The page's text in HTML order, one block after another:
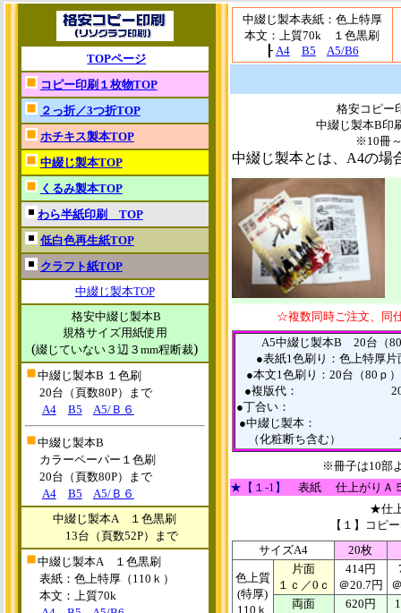
TOPページ
コピー印刷１枚物TOP
２っ折／3つ折TOP
ホチキス製本TOP
中綴じ製本TOP
くるみ製本TOP
わら半紙印刷 TOP
低白色再生紙TOP
クラフト紙TOP
中綴じ製本TOP
格安中綴じ製本B
規格サイズ用紙使用
(綴じていない３辺３mm程断裁)
中綴じ製本B １色刷
20台（頁数80P）まで
A4
B5 A5/Ｂ６
中綴じ製本B
カラーペーパー １色刷
20台（頁数80P）まで
A4
B5
A5/Ｂ６
中綴じ製本A
１色黒刷
13台（頁数52P）まで
中綴じ製本A
１色黒刷
表紙：色上特厚（110ｋ）
本文：上質70k
中綴じ製本表紙：色上特厚
本文：上質70k １色黒刷
┠ A4 B5 A5/B6
格安コピー
中綴じ製本B
※ 10
中綴じ製本とは、A4の場
☆複数同時ご注文、同
A5中綴じ製本B 20台（
●表紙1色刷り：色上特厚
●本文1色刷り：20台（80
●複版代： 20台
●丁合い：
●中綴じ製本：
（化粧断ち含む） 合
※冊子は10部
★【１-1】 表紙仕上がりＡ
★仕
【１】コピ
サイズA4
20枚
色上質
(特厚)
110ｋ
片面
１ｃ／0ｃ
414円
＠20.7円
両面
620円